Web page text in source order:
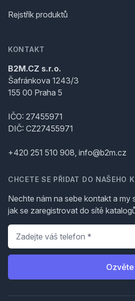
Rejstřík produktů
KONTAKT
B2M.CZ s.r.o.
Šafránkova 1243/3
155 00 Praha 5
IČO: 27455971
DIČ: CZ27455971
+420 251 510 908, info@b2m.cz
CHCETE SE PŘIDAT DO NAŠEHO
Nechte nám na sebe kontakt a
jak se zaregistrovat do sítě
Telefon